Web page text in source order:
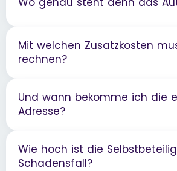
Mit welchen Zusatzkosten
rechnen?
Und wann bekomme ich die
Adresse?
Wie hoch ist die
Schadensfall?